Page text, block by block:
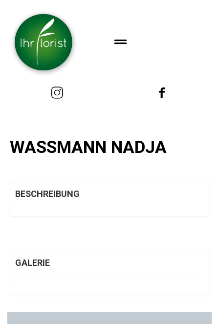
WASSMANN NADJA
BESCHREIBUNG
GALERIE